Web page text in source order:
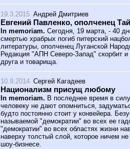
19.3.2015 Андрей Дмитриев
Евгений Павленко, ополченец
In memoriam. Сегодня, 19 марта, - 40
смертью храбрых погиб питерский
литературы, ополченец Луганской
Редакция "АПН Северо-Запад" скорбит
друга и товарища.
10.9.2014 Сергей Кагадеев
Национализм присущ любому
In memoriam. В последнее время в
человеку не дают опомниться,
будто постоянно стоит у конвейера.
называемой "демократии" во всех ее
"демократии" во всех областях жизни
наверху толстый слой, которое ничем
шоу-бизнесе.